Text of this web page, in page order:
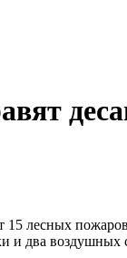
лесных
и два воздушных